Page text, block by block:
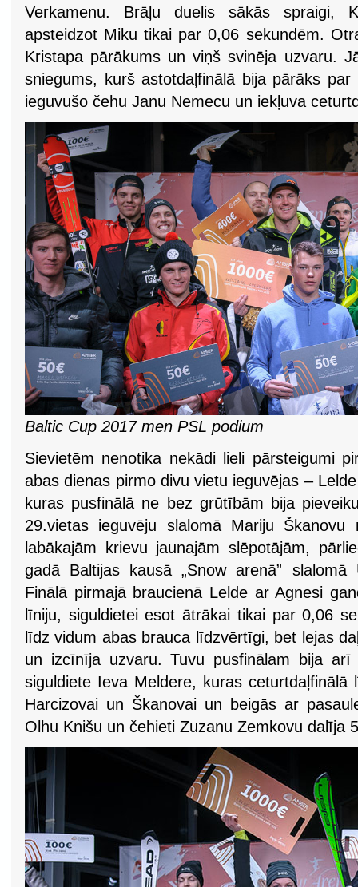
Verkamenu. Brāļu duelis sākās spraigi,
apsteidzot Miku tikai par 0,06 sekundēm.
Kristapa pārākums un viņš svinēja uzvaru.
sniegums, kurš astotdaļfinālā bija pārāks
ieguvušo čehu Janu Nemecu un iekļuva
Baltic Cup 2017 men PSL podium
Sievietēm nenotika nekādi lieli pārsteigumi
abas dienas pirmo divu vietu ieguvējas –
kuras pusfinālā ne bez grūtībām bija
29.vietas ieguvēju slalomā Mariju
labākajām krievu jaunajām slēpotājām,
gadā Baltijas kausā „Snow arenā”
Finālā pirmajā braucienā Lelde ar Agnesi
līniju, siguldietei esot ātrākai tikai par 0,06
līdz vidum abas brauca līdzvērtīgi, bet lejas
un izcīnīja uzvaru. Tuvu pusfinālam bija
siguldiete Ieva Meldere, kuras
Harcizovai un Škanovai un beigās ar
Olhu Knišu un čehieti Zuzanu Zemkovu dalīja